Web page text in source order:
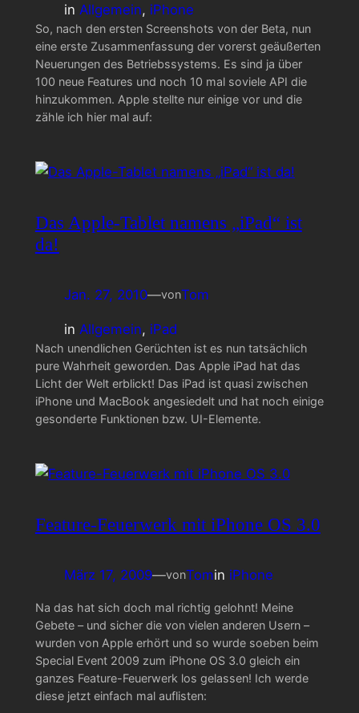
in Allgemein, iPhone
So, nach den ersten Screenshots von der Beta, nun
eine erste Zusammenfassung der vorerst geäußerten
Neuerungen des Betriebssystems. Es sind ja über
100 neue Features und noch 10 mal soviele API die
hinzukommen. Apple stellte nur einige vor und die
zähle ich hier mal auf:
Das Apple-Tablet namens „iPad“ ist
da!
Jan. 27, 2010—vonTom
in Allgemein, iPad
Nach unendlichen Gerüchten ist es nun tatsächlich
pure Wahrheit geworden. Das Apple iPad hat das
Licht der Welt erblickt! Das iPad ist quasi zwischen
iPhone und MacBook angesiedelt und hat noch einige
gesonderte Funktionen bzw. UI-Elemente.
Feature-Feuerwerk mit iPhone OS 3.0
März 17, 2009—vonTomin iPhone
Na das hat sich doch mal richtig gelohnt! Meine
Gebete – und sicher die von vielen anderen Usern –
wurden von Apple erhört und so wurde soeben beim
Special Event 2009 zum iPhone OS 3.0 gleich ein
ganzes Feature-Feuerwerk los gelassen! Ich werde
diese jetzt einfach mal auflisten: